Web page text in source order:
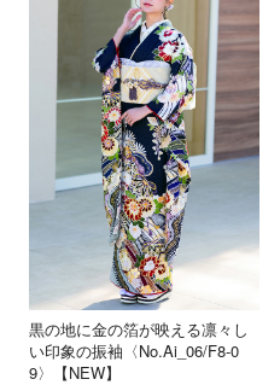
黒の地に金の箔が映える凛々し
い印象の振袖〈No.Ai_06/F8-0
9〉【NEW】